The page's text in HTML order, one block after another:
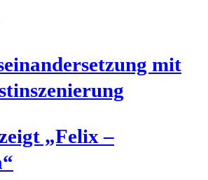
mit
„Felix –